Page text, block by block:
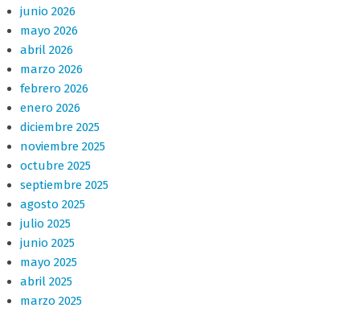
junio 2026
mayo 2026
abril 2026
marzo 2026
febrero 2026
enero 2026
diciembre 2025
noviembre 2025
octubre 2025
septiembre 2025
agosto 2025
julio 2025
junio 2025
mayo 2025
abril 2025
marzo 2025